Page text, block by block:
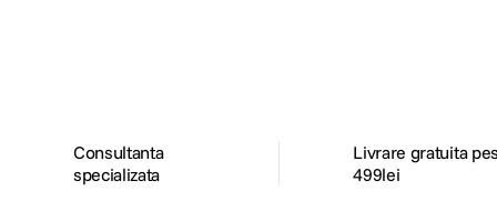
Consultanta
specializata
Livrare gratuita
499lei